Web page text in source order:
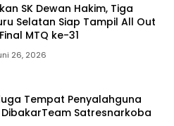
SK Dewan Hakim, Tiga
Selatan Siap Tampil All Out
MTQ ke-31
26, 2026
Tempat Penyalahguna
Satresnarkoba